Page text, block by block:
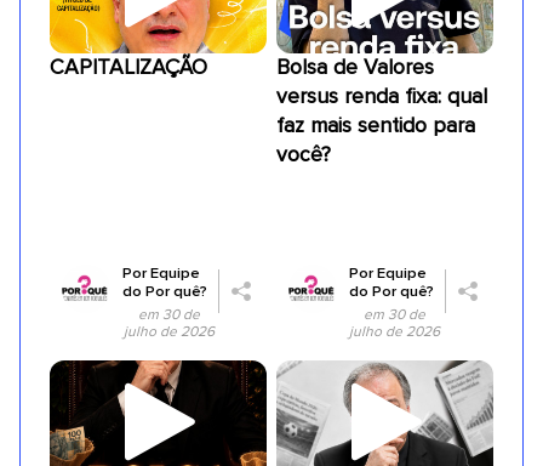
CAPITALIZAÇÃO
PorEquipe
do Por quê?
em 30 de
julho de 2026
Bolsa de Valores
versus renda fixa: qual
faz mais sentido para
você?
PorEquipe
do Por quê?
em 30 de
julho de 2026